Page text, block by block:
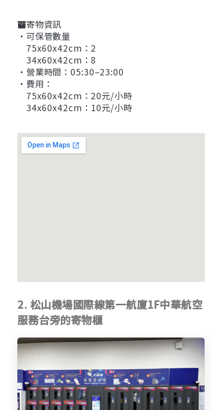
寄物資訊
・可保管數量
75x60x42cm：2
34x60x42cm：8
・營業時間：05:30–23:00
・費用：
75x60x42cm：20元/小時
34x60x42cm：10元/小時
2. 松山機場國際線第一航廈1F中華航空
服務台旁的寄物櫃